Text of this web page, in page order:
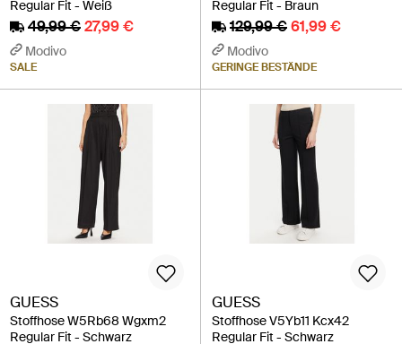
Regular Fit - Weiß
49,99 €27,99 €
Modivo
SALE
Regular Fit - Braun
129,99 €61,99 €
Modivo
GERINGE BESTÄNDE
GUESS
Stoffhose W5Rb68 Wgxm2
Regular Fit - Schwarz
GUESS
Stoffhose V5Yb11 Kcx42
Regular Fit - Schwarz